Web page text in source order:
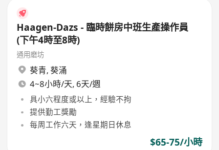
Haagen-Dazs - 臨時餅房中班生產操作員
(下午4時至8時)
通用磨坊
葵青, 葵涌
4~8小時/天, 6天/週
具小六程度或以上，經驗不拘
提供勤工獎勵
每周工作六天，逢星期日休息
$65-75/小時